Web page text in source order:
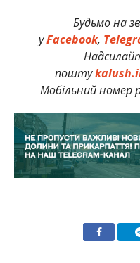
Будьмо на
уFacebook,
пошту
Мобільний номер